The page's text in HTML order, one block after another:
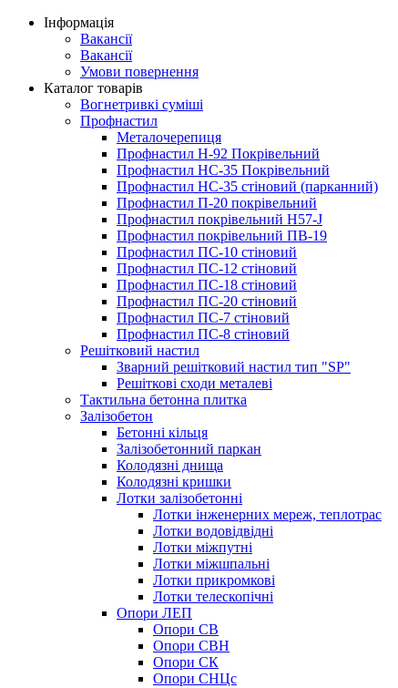
Інформація
Вакансії
Вакансії
Умови повернення
Каталог товарів
Вогнетривкі суміші
Профнастил
Металочерепиця
Профнастил Н-92 Покрівельний
Профнастил НС-35 Покрівельний
Профнастил НС-35 стіновий (парканний)
Профнастил П-20 покрівельний
Профнастил покрівельний H57-J
Профнастил покрівельний ПВ-19
Профнастил ПС-10 стіновий
Профнастил ПС-12 стіновий
Профнастил ПС-18 стіновий
Профнастил ПС-20 стіновий
Профнастил ПС-7 стіновий
Профнастил ПС-8 стіновий
Решітковий настил
Зварний решітковий настил тип "SP"
Решіткові сходи металеві
Тактильна бетонна плитка
Залізобетон
Бетонні кільця
Залізобетонний паркан
Колодязні днища
Колодязні кришки
Лотки залізобетонні
Лотки інженерних мереж, теплотрас
Лотки водовідвідні
Лотки міжпутні
Лотки міжшпальні
Лотки прикромкові
Лотки телескопічні
Опори ЛЕП
Опори СВ
Опори СВН
Опори СК
Опори СНЦс